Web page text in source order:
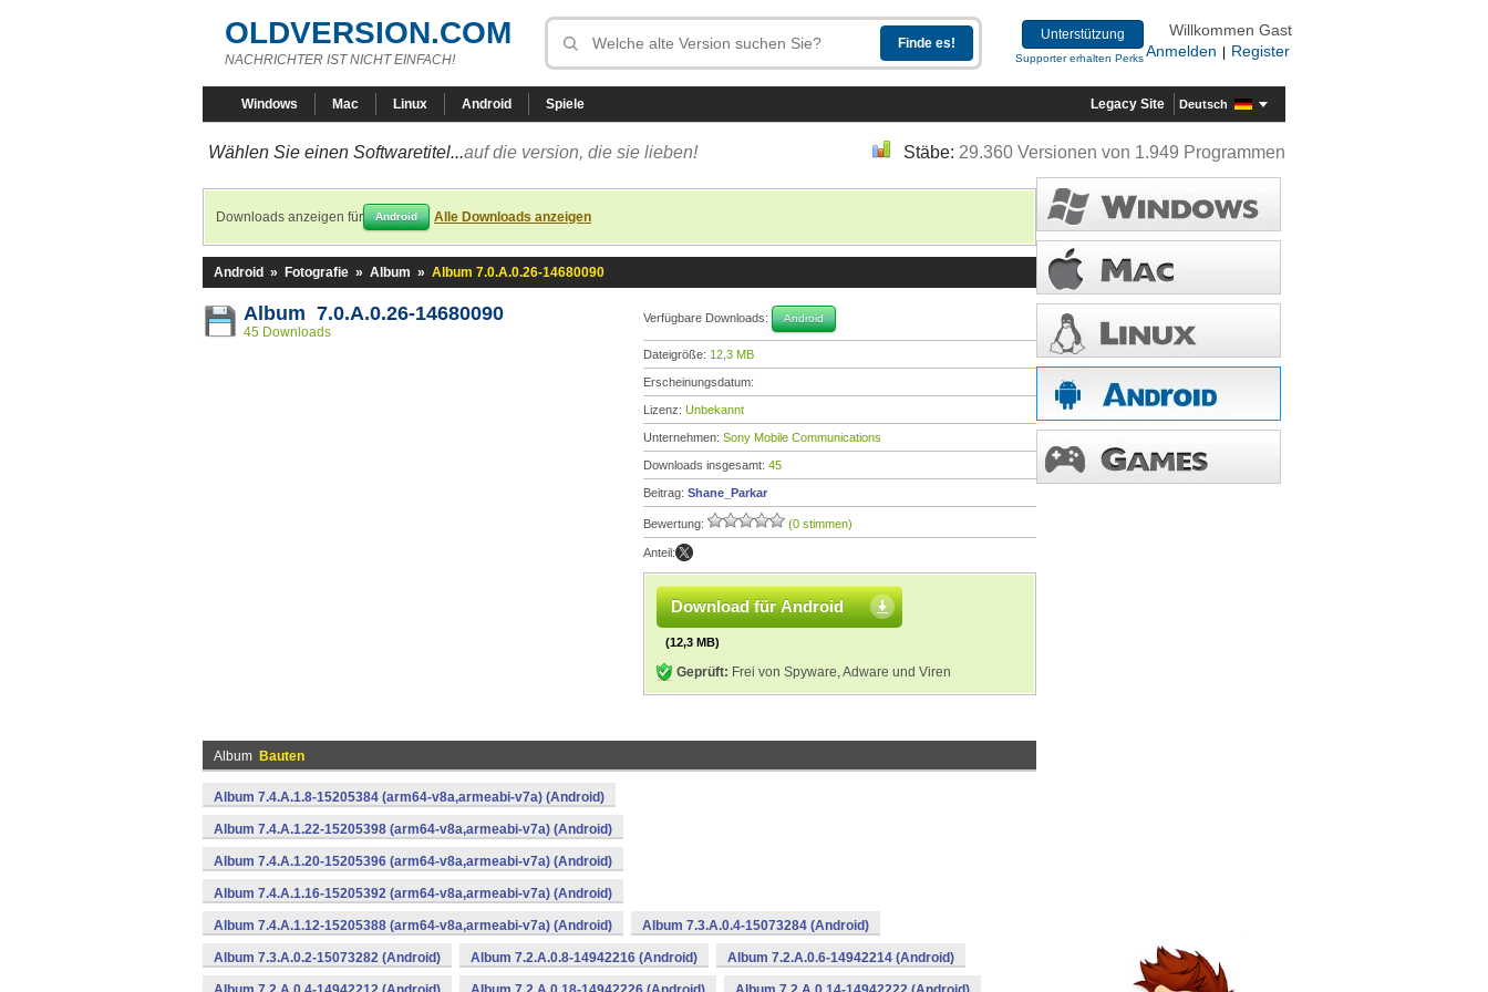
OLDVERSION.COM
NACHRICHTER IST NICHT EINFACH!
Unterstützung
Supporter erhalten Perks
Willkommen Gast
Anmelden
Register
Windows Mac Linux Android Spiele Legacy Site Deutsch
Wählen Sie einen Softwaretitel...auf die version, die sie lieben! Stäbe: 29.360 Versionen von 1.949 Programmen
Downloads anzeigen für Android Alle Downloads anzeigen
Android » Fotografie » Album » Album 7.0.A.0.26-14680090
Album 7.0.A.0.26-14680090
45 Downloads
Verfügbare Downloads: Android
Dateigröße: 12,3 MB
Erscheinungsdatum:
Lizenz: Unbekannt
Unternehmen: Sony Mobile Communications
Downloads insgesamt: 45
Beitrag: Shane_Parkar
Bewertung: (0 stimmen)
Anteil:
Download für Android
(12,3 MB)
Geprüft: Frei von Spyware, Adware und Viren
Album Bauten
Album 7.4.A.1.8-15205384 (arm64-v8a,armeabi-v7a) (Android)
Album 7.4.A.1.22-15205398 (arm64-v8a,armeabi-v7a) (Android)
Album 7.4.A.1.20-15205396 (arm64-v8a,armeabi-v7a) (Android)
Album 7.4.A.1.16-15205392 (arm64-v8a,armeabi-v7a) (Android)
Album 7.4.A.1.12-15205388 (arm64-v8a,armeabi-v7a) (Android) Album 7.3.A.0.4-15073284 (Android)
Album 7.3.A.0.2-15073282 (Android) Album 7.2.A.0.8-14942216 (Android) Album 7.2.A.0.6-14942214 (Android)